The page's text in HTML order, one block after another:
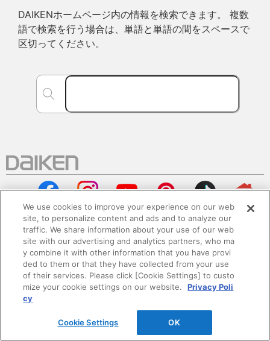
DAIKENホームページ内の情報を検索できます。 複数
語で検索を行う場合は、単語と単語の間をスペースで
区切ってください。
会社情報
企業情報
サステナビリティ
We use cookies to improve your experience on our web
site, to personalize content and ads and to analyze our
traffic. We share information about your use of our web
site with our advertising and analytics partners, who ma
y combine it with other information that you have provi
ded to them or that they have collected from your use
of their services. Please click [Cookie Settings] to custo
mize your cookie settings on our website.
Privacy Poli
cy
Cookie Settings OK